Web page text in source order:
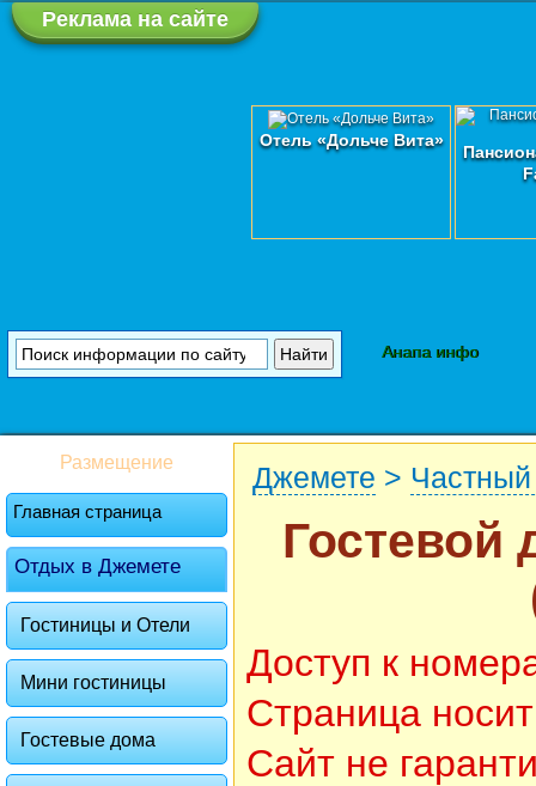
Реклама на сайте
Отель «Дольче Вита»
Анапа инфо
Размещение
Главная страница
Отдых в Джемете
Гостиницы и Отели
Мини гостиницы
Гостевые дома
Джемете > Частный
Гостевой
Доступ к
Страница
Сайт не